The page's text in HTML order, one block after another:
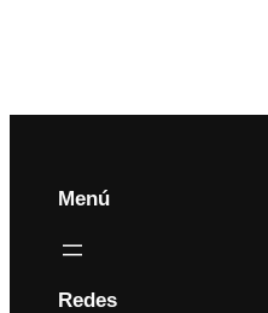
Menú
Redes